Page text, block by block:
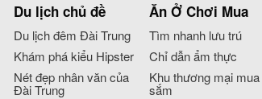
Du lịch chủ đề
Du lịch đêm Đài Trung
Khám phá kiểu Hipster
Nét đẹp nhân văn của
Đài Trung
Ăn Ở Chơi Mua
Tìm nhanh lưu trú
Chỉ dẫn ẩm thực
Khu thương mại mua
sắm